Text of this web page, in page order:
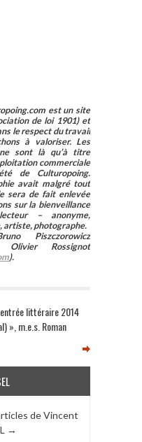
est un site
de loi 1901) et
le respect du travail
à valoriser. Les
sont là qu’à titre
commerciale
de Culturopoing.
avait malgré tout
sera de fait enlevée
sur la bienveillance
– anonyme,
artiste, photographe.
Piszczorowicz
Rossignot
).
littéraire 2014
», m.e.s. Roman
de Vincent
→